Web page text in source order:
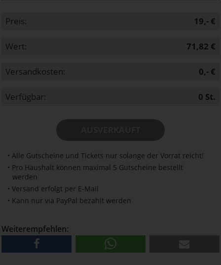
Preis: 19,- €
Wert: 71,82 €
Versandkosten: 0,- €
Verfügbar: 0 St.
• Alle Gutscheine und Tickets nur solange der Vorrat reicht!
• Pro Haushalt können maximal 5 Gutscheine bestellt
werden
• Versand erfolgt per E-Mail
• Kann nur via PayPal bezahlt werden
Weiterempfehlen: